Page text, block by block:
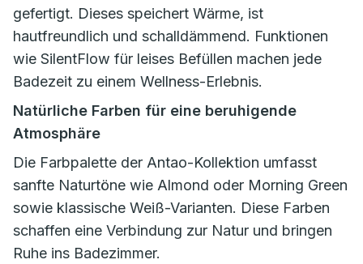
gefertigt. Dieses speichert Wärme, ist
hautfreundlich und schalldämmend. Funktionen
wie SilentFlow für leises Befüllen machen jede
Badezeit zu einem Wellness-Erlebnis.
Natürliche Farben für eine beruhigende
Atmosphäre
Die Farbpalette der Antao-Kollektion umfasst
sanfte Naturtöne wie Almond oder Morning Green
sowie klassische Weiß-Varianten. Diese Farben
schaffen eine Verbindung zur Natur und bringen
Ruhe ins Badezimmer.